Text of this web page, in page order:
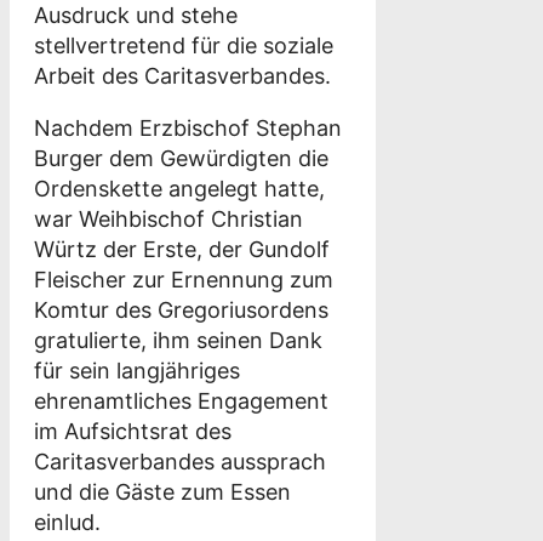
Ausdruck und stehe
stellvertretend für die soziale
Arbeit des Caritasverbandes.
Nachdem Erzbischof Stephan
Burger dem Gewürdigten die
Ordenskette angelegt hatte,
war Weihbischof Christian
Würtz der Erste, der Gundolf
Fleischer zur Ernennung zum
Komtur des Gregoriusordens
gratulierte, ihm seinen Dank
für sein langjähriges
ehrenamtliches Engagement
im Aufsichtsrat des
Caritasverbandes aussprach
und die Gäste zum Essen
einlud.